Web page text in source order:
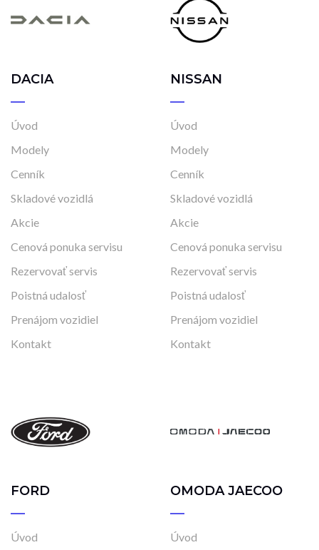
DACIA
Úvod
Modely
Cenník
Skladové vozidlá
Akcie
Cenová ponuka servisu
Rezervovať servis
Poistná udalosť
Prenájom vozidiel
Kontakt
NISSAN
Úvod
Modely
Cenník
Skladové vozidlá
Akcie
Cenová ponuka servisu
Rezervovať servis
Poistná udalosť
Prenájom vozidiel
Kontakt
FORD
Úvod
OMODA JAECOO
Úvod